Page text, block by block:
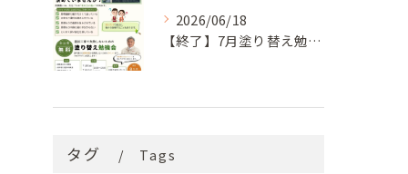
2026/06/18
【終了】7月塗り替え勉強会のお知らせ
タグ Tags